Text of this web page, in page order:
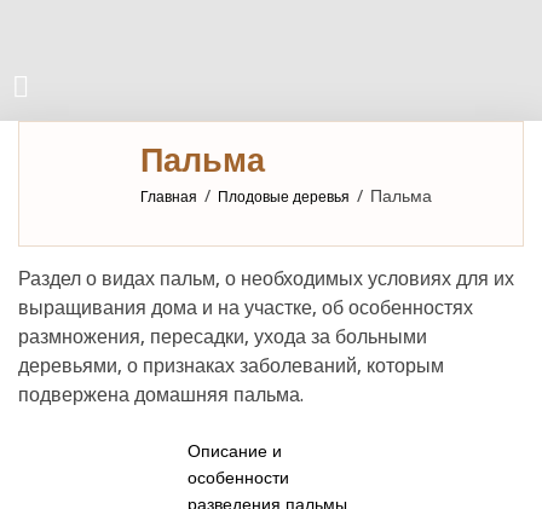
Пальма
Главная / Плодовые деревья / Пальма
Раздел о видах пальм, о необходимых условиях для их
выращивания дома и на участке, об особенностях
размножения, пересадки, ухода за больными
деревьями, о признаках заболеваний, которым
подвержена домашняя пальма.
Описание и
особенности
разведения пальмы